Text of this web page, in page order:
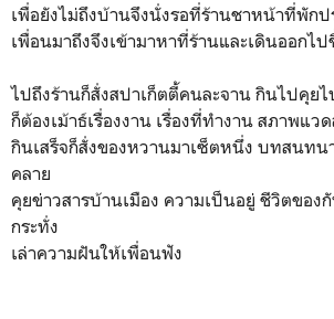
เพื่อยังไม่ถึงบ้านจึงนั่งรอที่ร้านชาหน้าที่พัก
เพื่อนมาถึงจึงเข้ามาหาที่ร้านและเดินออกไ
ไปถึงร้านก็สั่งสปาเก็ตตี้คนละจาน กินไปคุย
ก็ต้องเม้าธ์เรื่องงาน เรื่องที่ทำงาน สภาพแ
กินเสร็จก็สั่งของหวานมาเซ็ตหนึ่ง บทสนทน
คลาย
คุยข่าวสารบ้านเมือง ความเป็นอยู่ ชีวิตของ
กระทั่ง
เล่าความฝันให้เพื่อนฟัง